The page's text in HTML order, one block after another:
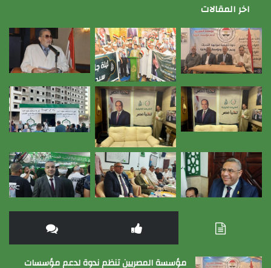
اخر المقالات
مؤسسة المصريين تنظم ندوة لدعم مؤسسات